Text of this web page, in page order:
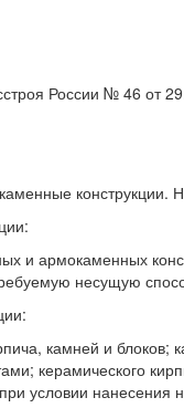
Н.П.
России № 46 от
конструкции.
и армокаменных
несущую
камней и блоков;
керамического
условии нанесения